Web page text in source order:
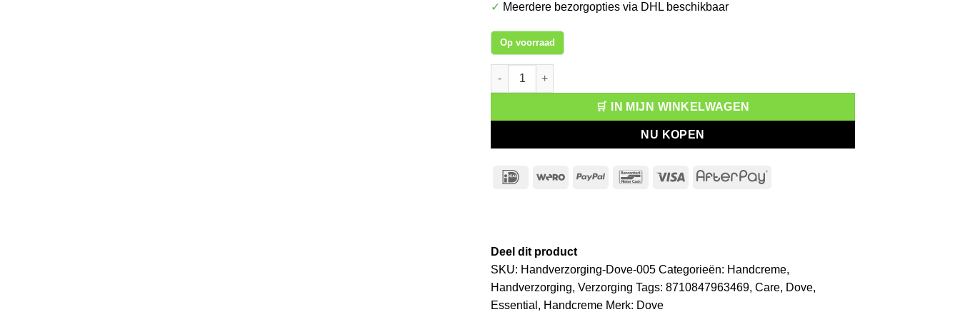
✓ Meerdere bezorgopties via DHL beschikbaar
Op voorraad
Dove Handcreme Essential Care aantal
🛒 IN MIJN WINKELWAGEN
NU KOPEN
IDeal Wero PayPal Bancontact
Visa AfterPay
Deel dit product
SKU: Handverzorging-Dove-005 Categorieën: Handcreme,
Handverzorging, Verzorging Tags: 8710847963469, Care, Dove,
Essential , Handcreme Merk: Dove